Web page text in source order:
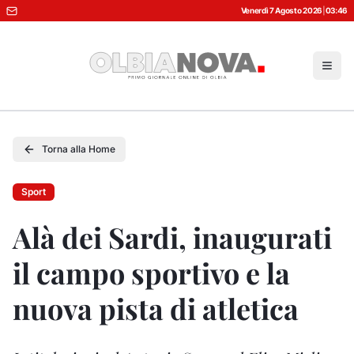
Venerdì 7 Agosto 2026 03:46
Torna alla Home
Sport
Alà dei Sardi, inaugurati
il campo sportivo e la
nuova pista di atletica